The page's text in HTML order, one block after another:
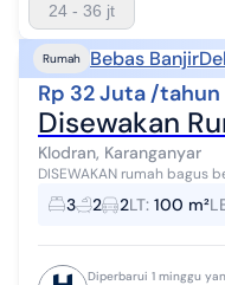
24 - 36 jt
Rumah Bebas Banjir
Rp 32 Juta /tahun
Disewakan
Klodran, Karanganyar
DISEWAKAN rumah bagus
perumahan di Klodran, Solo. Luas tanah : 100 Full bangunan Lebar
depan : 8m Hadap utara,
3 2 2LT: 100 m²
Diperbarui 1 minggu